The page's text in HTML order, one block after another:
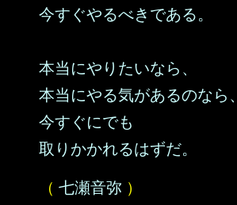
今すぐやるべきである。
本当にやりたいなら、
本当にやる気があるのなら、
今すぐにでも
取りかかれるはずだ。
（ 七瀬音弥 ）